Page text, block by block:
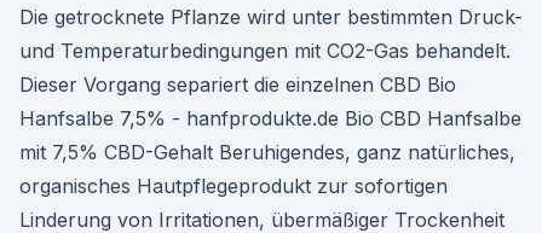
Die getrocknete Pflanze wird unter bestimmten Druck-
und Temperaturbedingungen mit CO2-Gas behandelt.
Dieser Vorgang separiert die einzelnen CBD Bio
Hanfsalbe 7,5% - hanfprodukte.de Bio CBD Hanfsalbe
mit 7,5% CBD-Gehalt Beruhigendes, ganz natürliches,
organisches Hautpflegeprodukt zur sofortigen
Linderung von Irritationen, übermäßiger Trockenheit